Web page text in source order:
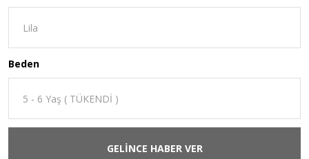
Beden
GELİNCE HABER VER